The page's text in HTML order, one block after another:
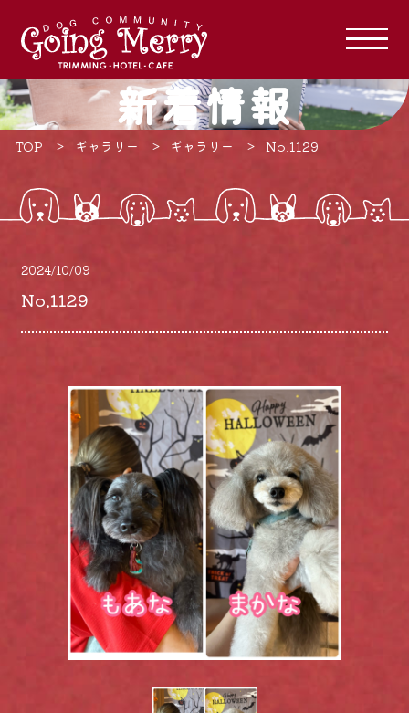
新着情報
TOP ギャラリー ギャラリー No.1129
2024/10/09
No.1129